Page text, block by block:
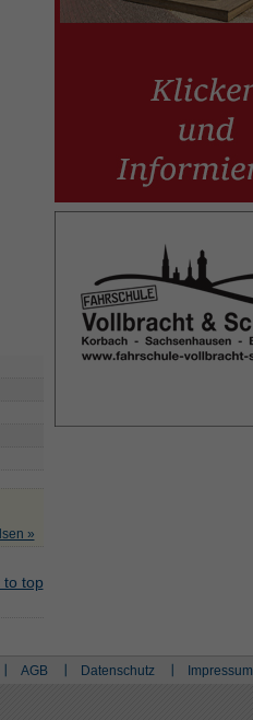
»
to top
AGB Datenschutz Impressum